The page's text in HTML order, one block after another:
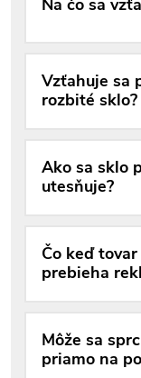
Na čo sa
Vzťahuje sa
rozbité sklo?
Ako sa sklo
utesňuje?
Čo keď
prebieha
Môže sa
priamo na